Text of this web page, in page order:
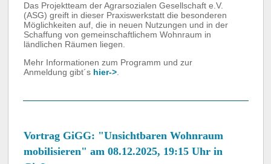
Das Projektteam der Agrarsozialen Gesellschaft e.V.
(ASG) greift in dieser Praxiswerkstatt die besonderen
Möglichkeiten auf, die in neuen Nutzungen und in der
Schaffung von gemeinschaftlichem Wohnraum in
ländlichen Räumen liegen.
Mehr Informationen zum Programm und zur
Anmeldung gibt´s hier->.
Vortrag GiGG: "Unsichtbaren Wohnraum
mobilisieren" am 08.12.2025, 19:15 Uhr in